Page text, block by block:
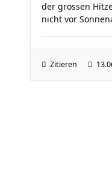
der grossen
nicht vor
Zitieren